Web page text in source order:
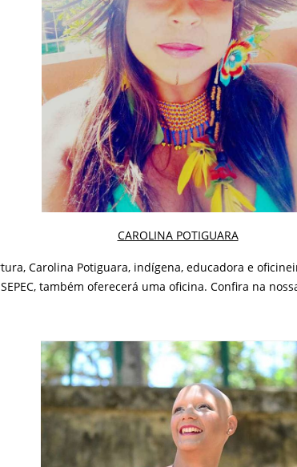
CAROLINA POTIGUARA
Carolina Potiguara, indígena, educadora e
também oferecerá uma oficina. Confira na